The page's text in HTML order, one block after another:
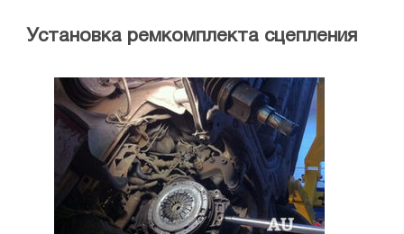
Установка ремкомплекта сцепления